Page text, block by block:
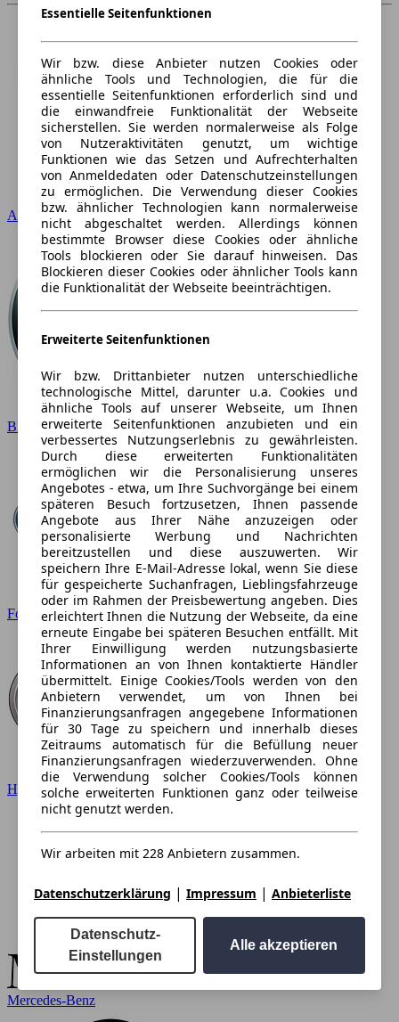
Audi
BMW
Ford
Hyundai
Mercedes-Benz
Essentielle Seitenfunktionen
Wir bzw. diese Anbieter nutzen Cookies oder
ähnliche Tools und Technologien, die für die
essentielle Seitenfunktionen erforderlich sind und
die einwandfreie Funktionalität der Webseite
sicherstellen. Sie werden normalerweise als Folge
von Nutzeraktivitäten genutzt, um wichtige
Funktionen wie das Setzen und Aufrechterhalten
von Anmeldedaten oder Datenschutzeinstellungen
zu ermöglichen. Die Verwendung dieser Cookies
bzw. ähnlicher Technologien kann normalerweise
nicht abgeschaltet werden. Allerdings können
bestimmte Browser diese Cookies oder ähnliche
Tools blockieren oder Sie darauf hinweisen. Das
Blockieren dieser Cookies oder ähnlicher Tools kann
die Funktionalität der Webseite beeinträchtigen.
Erweiterte Seitenfunktionen
Wir bzw. Drittanbieter nutzen unterschiedliche
technologische Mittel, darunter u.a. Cookies und
ähnliche Tools auf unserer Webseite, um Ihnen
erweiterte Seitenfunktionen anzubieten und ein
verbessertes Nutzungserlebnis zu gewährleisten.
Durch diese erweiterten Funktionalitäten
ermöglichen wir die Personalisierung unseres
Angebotes - etwa, um Ihre Suchvorgänge bei einem
späteren Besuch fortzusetzen, Ihnen passende
Angebote aus Ihrer Nähe anzuzeigen oder
personalisierte Werbung und Nachrichten
bereitzustellen und diese auszuwerten. Wir
speichern Ihre E-Mail-Adresse lokal, wenn Sie diese
für gespeicherte Suchanfragen, Lieblingsfahrzeuge
oder im Rahmen der Preisbewertung angeben. Dies
erleichtert Ihnen die Nutzung der Webseite, da eine
erneute Eingabe bei späteren Besuchen entfällt. Mit
Ihrer Einwilligung werden nutzungsbasierte
Informationen an von Ihnen kontaktierte Händler
übermittelt. Einige Cookies/Tools werden von den
Anbietern verwendet, um von Ihnen bei
Finanzierungsanfragen angegebene Informationen
für 30 Tage zu speichern und innerhalb dieses
Zeitraums automatisch für die Befüllung neuer
Finanzierungsanfragen wiederzuverwenden. Ohne
die Verwendung solcher Cookies/Tools können
solche erweiterten Funktionen ganz oder teilweise
nicht genutzt werden.
Wir arbeiten mit 228 Anbietern zusammen.
Datenschutzerklärung | Impressum | Anbieterliste
Datenschutz-
Einstellungen
Alle akzeptieren